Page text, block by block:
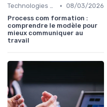
Technologies et informatique • 08/03/2026
Process com formation :
comprendre le modèle pour
mieux communiquer au
travail